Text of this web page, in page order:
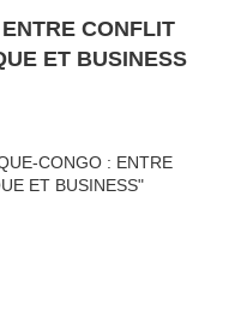
CONFLIT
ET BUSINESS